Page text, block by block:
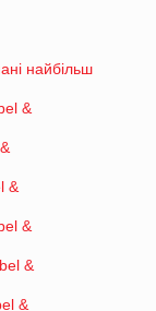
найбільш
&
&
&
&
&